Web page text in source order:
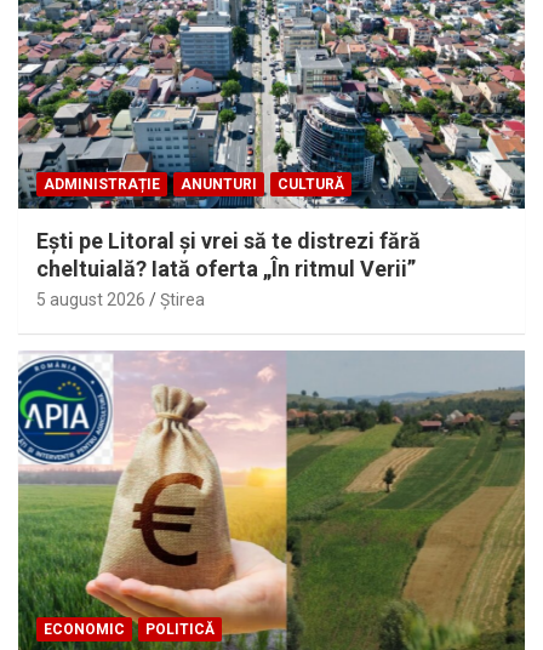
ADMINISTRAȚIE ANUNTURI CULTURĂ
Eşti pe Litoral şi vrei să te distrezi fără
cheltuială? Iată oferta „În ritmul Verii”
5 august 2026 Ştirea
ECONOMIC POLITICĂ